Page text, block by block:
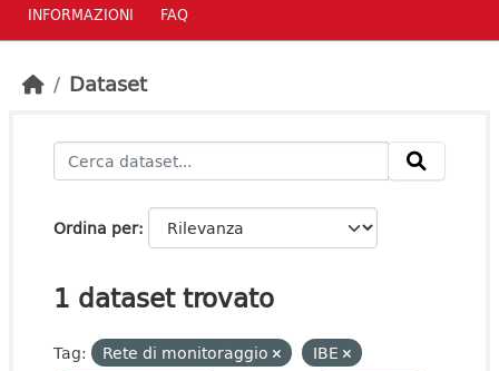
INFORMAZIONI FAQ
Dataset
Ordina per
1 dataset trovato
Tag: Rete di monitoraggio
IBE